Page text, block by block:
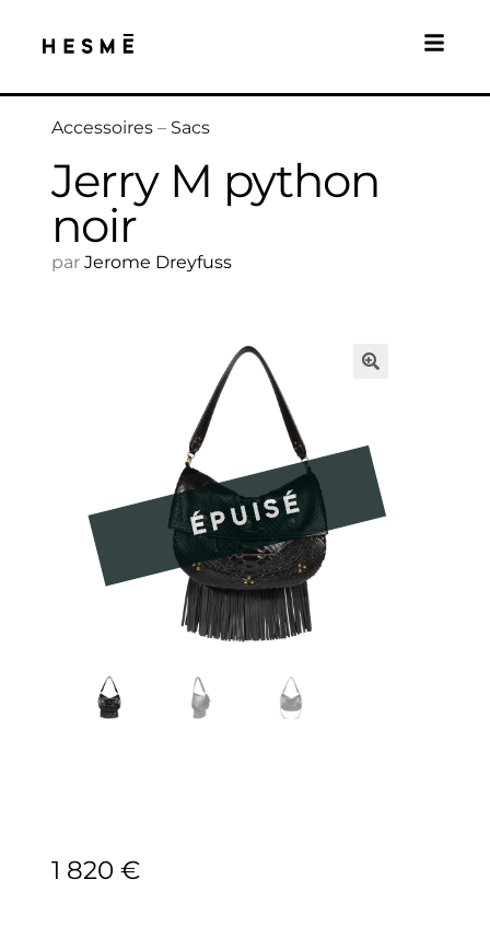
Accessoires – Sacs
Jerry M python
noir
par Jerome Dreyfuss
1 820 €